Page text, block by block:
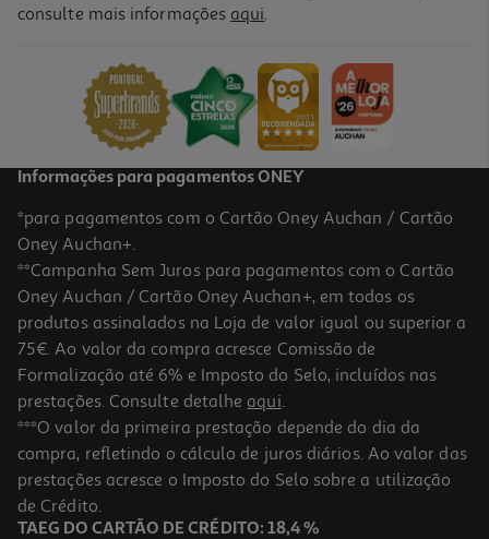
Livro Max Fichas De Avaliação 1º Ano
PVP de editor
10,71 €
Livro Vamos! - Aprendo A Resolver Problemas - 1.º Ano
5.94 €/un
5,90 € PVP de editor
5,94 €
consulte mais informações aqui.
Informações para pagamentos ONEY
*para pagamentos com o Cartão Oney Auchan / Cartão
Oney Auchan+.
**Campanha Sem Juros para pagamentos com o Cartão
Oney Auchan / Cartão Oney Auchan+, em todos os
produtos assinalados na Loja de valor igual ou superior a
75€. Ao valor da compra acresce Comissão de
Formalização até 6% e Imposto do Selo, incluídos nas
prestações. Consulte detalhe aqui.
***O valor da primeira prestação depende do dia da
compra, refletindo o cálculo de juros diários. Ao valor das
prestações acresce o Imposto do Selo sobre a utilização
de Crédito.
TAEG DO CARTÃO DE CRÉDITO: 18,4 %